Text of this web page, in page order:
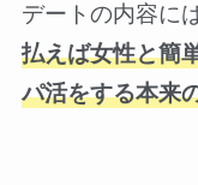
デートの内容に
払えば女性と簡
パ活をする本来